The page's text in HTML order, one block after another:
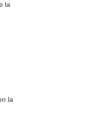
la
la